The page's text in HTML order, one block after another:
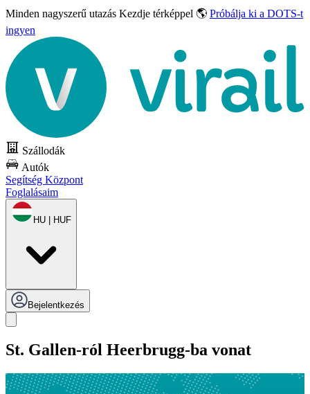
Minden nagyszerű utazás Kezdje térképpel 🌎 Próbálja ki a DOTS-t
ingyen
Szállodák
Autók
Segítség Központ
Foglalásaim
HU | HUF
Bejelentkezés
St. Gallen-ról Heerbrugg-ba vonat